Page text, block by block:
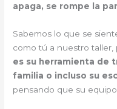
apaga, se rompe la
Sabemos lo que se
como tú a nuestro
es su herramienta de
familia o incluso su
pensando que su